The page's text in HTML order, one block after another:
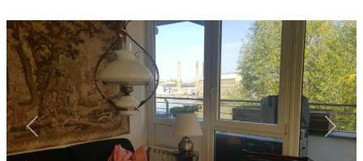
Vorheriges